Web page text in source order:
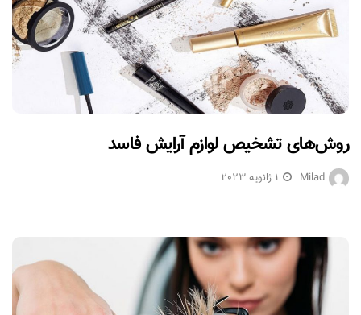
روش‌های تشخیص لوازم آرایش فاسد
Milad 1 ژانویه 2023